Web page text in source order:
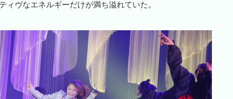
ィヴなエネルギーだけが満ち溢れていた。